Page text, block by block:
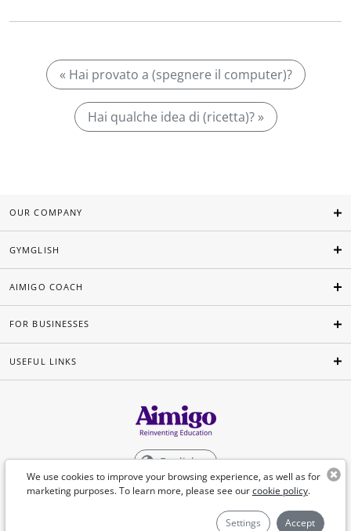
« Hai provato a (spegnere il computer)?
Hai qualche idea di (ricetta)? »
We use cookies to improve your browsing experience, as well as for
marketing purposes. To learn more, please see ourcookie policy.
Settings Accept
OUR COMPANY
GYMGLISH
AIMIGO COACH
FOR BUSINESSES
USEFUL LINKS
English
©Aimigo 2026